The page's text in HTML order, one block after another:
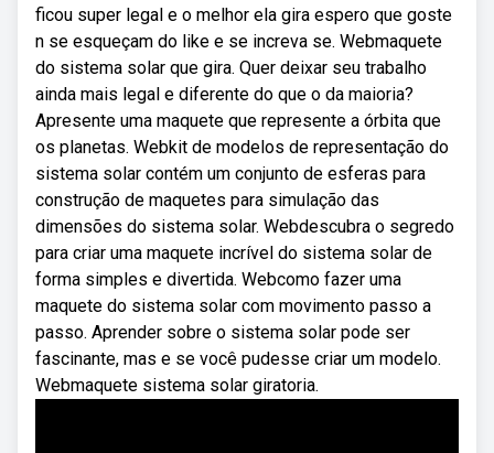
ficou super legal e o melhor ela gira espero que goste
n se esqueçam do like e se increva se. Webmaquete
do sistema solar que gira. Quer deixar seu trabalho
ainda mais legal e diferente do que o da maioria?
Apresente uma maquete que represente a órbita que
os planetas. Webkit de modelos de representação do
sistema solar contém um conjunto de esferas para
construção de maquetes para simulação das
dimensões do sistema solar. Webdescubra o segredo
para criar uma maquete incrível do sistema solar de
forma simples e divertida. Webcomo fazer uma
maquete do sistema solar com movimento passo a
passo. Aprender sobre o sistema solar pode ser
fascinante, mas e se você pudesse criar um modelo.
Webmaquete sistema solar giratoria.